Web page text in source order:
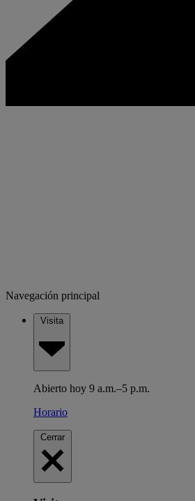
Navegación principal
Visita
Abierto hoy 9 a.m.–5 p.m.
Horario
Cerrar